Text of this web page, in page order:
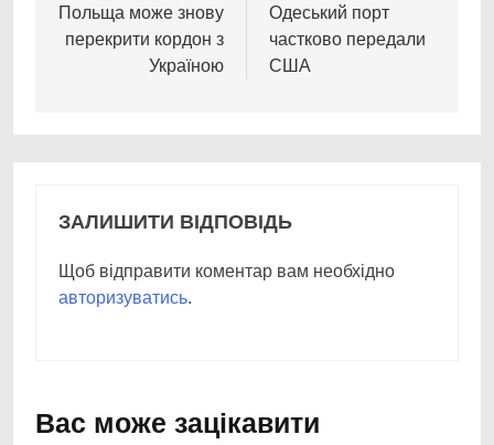
записів
Польща може знову
перекрити кордон з
Україною
Одеський порт
частково передали
США
ЗАЛИШИТИ ВІДПОВІДЬ
Щоб відправити коментар вам необхідно
авторизуватись.
Вас може зацікавити